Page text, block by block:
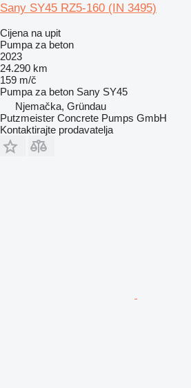
Sany SY45 RZ5-160 (IN 3495)
Cijena na upit
Pumpa za beton
2023
24.290 km
159 m/č
Pumpa za beton Sany SY45
Njemačka, Gründau
Putzmeister Concrete Pumps GmbH
Kontaktirajte prodavatelja